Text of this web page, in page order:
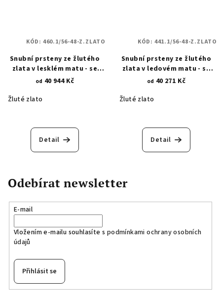
Snubní prsteny ze žlutého
zlata v lesklém matu - se
zirkony 460.1
od 40 944 Kč
Žluté zlato
Detail
KÓD: 460.1/56-48-Z.ZLATO
Snubní prsteny ze žlutého
zlata v ledovém matu - se
zirkony 441.1
od 40 271 Kč
Žluté zlato
Detail
KÓD: 441.1/56-48-Z.ZLATO
Odebírat newsletter
E-mail
Vložením e-mailu souhlasíte s podmínkami ochrany osobních
údajů
Přihlásit se